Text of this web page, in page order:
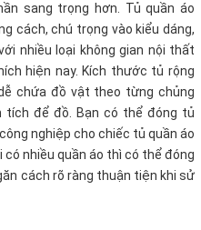
sang trọng hơn. Tủ quần áo
cách, chú trọng vào kiểu dáng,
nhiều loại không gian nội thất
hiện nay. Kích thước tủ rộng
chứa đồ vật theo từng chủng
tích để đồ. Bạn có thể đóng tủ
nghiệp cho chiếc tủ quần áo
có nhiều quần áo thì có thể đóng
cách rõ ràng thuận tiện khi sử